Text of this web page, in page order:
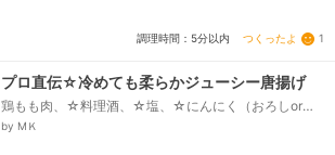
調理時間：5分以内 つくったよ 1
プロ直伝☆冷めても柔らかジューシー唐揚げ
鶏もも肉、☆料理酒、☆塩、☆にんにく（おろしor粉
でも可）、☆黒こしょう（白でも可）、☆濃口醤油、
by МＫ